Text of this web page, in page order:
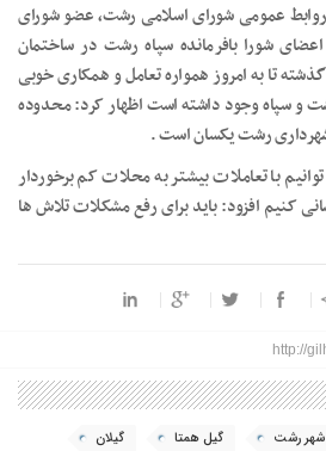
روابط عمومی شورای اسلامی رشت، عضو شورای
شورا بافرمانده سپاه رشت در ساختمان
تا به امروز همواره تعامل و همکاری خوبی
و سپاه وجود داشته است اظهار کرد: محدوده
رشت یکسان است .
با تعاملات بیشتر به محلات کم برخوردار
افزود: باید برای رفع مشکلات تلاش ها
http://
شهر رشت گیل همتا گیلان